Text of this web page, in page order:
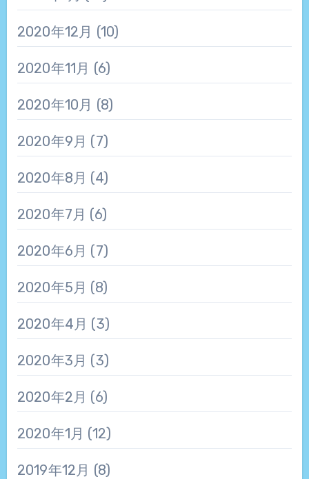
2020年12月 (10)
2020年11月 (6)
2020年10月 (8)
2020年9月 (7)
2020年8月 (4)
2020年7月 (6)
2020年6月 (7)
2020年5月 (8)
2020年4月 (3)
2020年3月 (3)
2020年2月 (6)
2020年1月 (12)
2019年12月 (8)